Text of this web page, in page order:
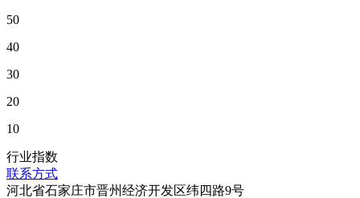
50
40
30
20
10
行业指数
联系方式
河北省石家庄市晋州经济开发区纬四路9号